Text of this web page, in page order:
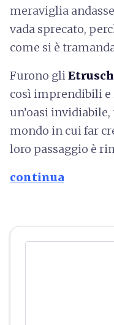
meraviglia
vada sprecato,
come si è
Furono gli
così imprendibili e
un’oasi
mondo in cui far
loro passaggio è
continua